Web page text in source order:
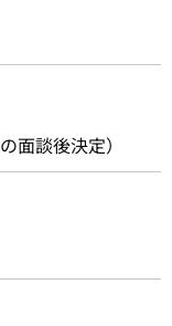
面談後決定）